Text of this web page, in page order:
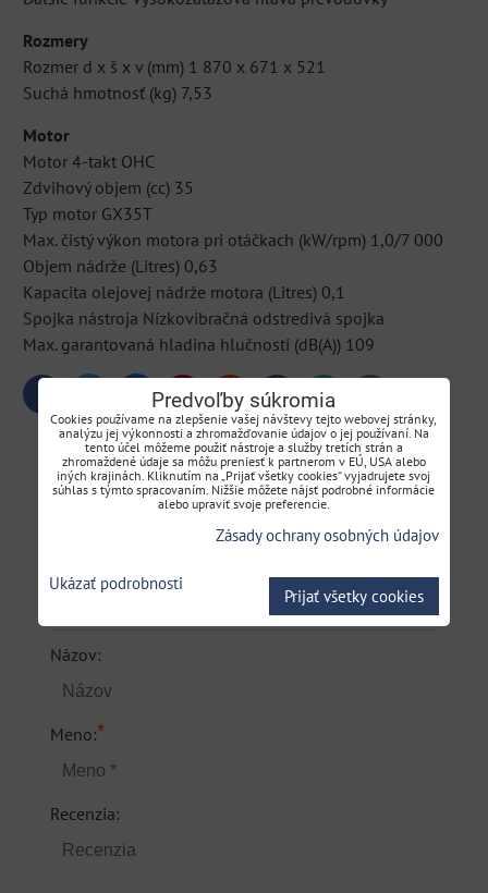
Rozmery
Rozmer d x š x v (mm) 1 870 x 671 x 521
Suchá hmotnosť (kg) 7,53
Motor
Motor 4-takt OHC
Zdvihový objem (cc) 35
Typ motor GX35T
Max. čistý výkon motora pri otáčkach (kW/rpm) 1,0/7 000
Objem nádrže (Litres) 0,63
Kapacita olejovej nádrže motora (Litres) 0,1
Spojka nástroja Nízkovibračná odstredivá spojka
Max. garantovaná hladina hlučnosti (dB(A)) 109
BlueskyPinterestReddit LinkedInWhatsApp
mail
Recenzie 0 Diskusia 0
Hodnotenie produktu
Pridať recenziu
Názov:
Meno:*
Recenzia:
Predvoľby súkromia
Cookies používame na zlepšenie vašej návštevy tejto webovej stránky,
analýzu jej výkonnosti a zhromažďovanie údajov o jej používaní. Na
tento účel môžeme použiť nástroje a služby tretích strán a
zhromaždené údaje sa môžu preniesť k partnerom v EÚ, USA alebo
iných krajinách. Kliknutím na „Prijať všetky cookies“ vyjadrujete svoj
súhlas s týmto spracovaním. Nižšie môžete nájsť podrobné informácie
alebo upraviť svoje preferencie.
Zásady ochrany osobných údajov
Ukázať podrobnosti
Prijať všetky cookies